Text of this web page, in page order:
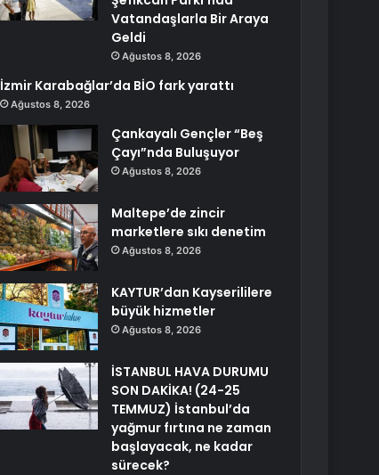
Vatandaşlarla Bir Araya
Geldi
Ağustos 8, 2026
İzmir Karabağlar’da BİO fark yarattı
Ağustos 8, 2026
Çankayalı Gençler “Beş
Çayı”nda Buluşuyor
Ağustos 8, 2026
Maltepe’de zincir
marketlere sıkı denetim
Ağustos 8, 2026
KAYTUR’dan Kayserililere
büyük hizmetler
Ağustos 8, 2026
İSTANBUL HAVA DURUMU
SON DAKİKA! (24-25
TEMMUZ) İstanbul’da
yağmur fırtına ne zaman
başlayacak, ne kadar
sürecek?